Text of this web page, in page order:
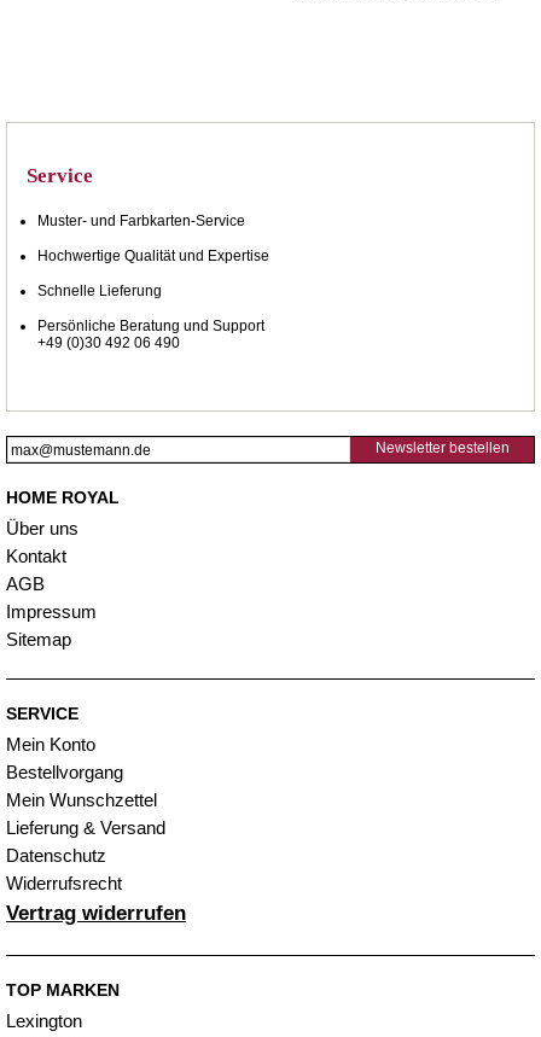
Service
Muster- und Farbkarten-Service
Hochwertige Qualität und Expertise
Schnelle Lieferung
Persönliche Beratung und Support
+49 (0)30 492 06 490
Newsletter bestellen
HOME ROYAL
Über uns
Kontakt
AGB
Impressum
Sitemap
SERVICE
Mein Konto
Bestellvorgang
Mein Wunschzettel
Lieferung & Versand
Datenschutz
Widerrufsrecht
Vertrag widerrufen
TOP MARKEN
Lexington